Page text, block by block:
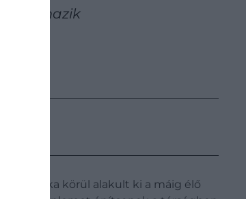
származik
körül alakult ki a máig élő